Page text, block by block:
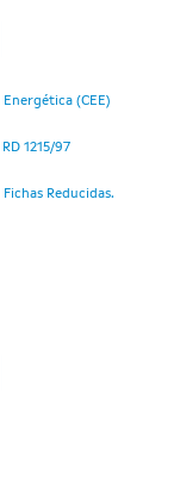
(CEE)
1215/97
Fichas Reducidas.